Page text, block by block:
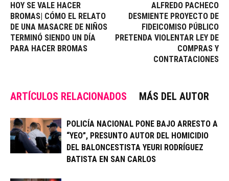
HOY SE VALE HACER
BROMAS| CÓMO EL RELATO
DE UNA MASACRE DE NIÑOS
TERMINÓ SIENDO UN DÍA
PARA HACER BROMAS
ALFREDO PACHECO
DESMIENTE PROYECTO DE
FIDEICOMISO PÚBLICO
PRETENDA VIOLENTAR LEY DE
COMPRAS Y
CONTRATACIONES
ARTÍCULOS RELACIONADOS MÁS DEL AUTOR
POLICÍA NACIONAL PONE BAJO ARRESTO A
“YEO”, PRESUNTO AUTOR DEL HOMICIDIO
DEL BALONCESTISTA YEURI RODRÍGUEZ
BATISTA EN SAN CARLOS